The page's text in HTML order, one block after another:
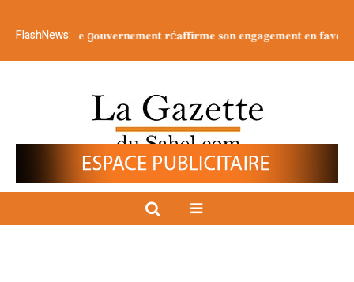
FlashNews:
𝐍𝐚𝐭𝐢𝐨𝐧 : 𝐥𝐞 g𝐨𝐮𝐯𝐞𝐫𝐧𝐞𝐦𝐞𝐧𝐭 𝐫é𝐚𝐟𝐟𝐢𝐫𝐦𝐞 𝐬𝐨𝐧 𝐞𝐧𝐠𝐚𝐠𝐞𝐦𝐞𝐧𝐭 𝐞𝐧 𝐟𝐚𝐯𝐞𝐮𝐫